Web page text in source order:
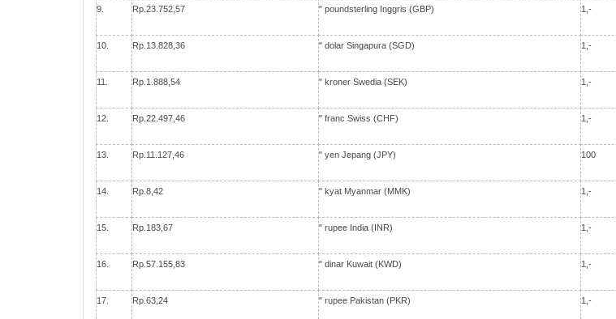
9. Rp.23.752,57 " poundsterling Inggris (GBP) 1,-
10. Rp.13.828,36 " dolar Singapura (SGD) 1,-
11. Rp.1.888,54 " kroner Swedia (SEK) 1,-
12. Rp.22.497,46 " franc Swiss (CHF) 1,-
13. Rp.11.127,46 " yen Jepang (JPY) 100
14. Rp.8,42 " kyat Myanmar (MMK) 1,-
15. Rp.183,67 " rupee India (INR) 1,-
16. Rp.57.155,83 " dinar Kuwait (KWD) 1,-
17. Rp.63,24 " rupee Pakistan (PKR) 1,-